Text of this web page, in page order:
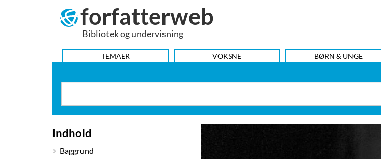
forfatterweb
Bibliotek og undervisning
HOVEDMENU
TEMAER VOKSNE BØRN & UNGE
Indhold
Baggrund